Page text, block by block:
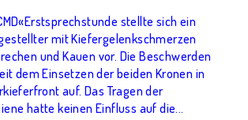
stellte sich ein
mit Kiefergelenkschmerzen
und Kauen vor. Die Beschwerden
dem Einsetzen der beiden Kronen in
auf. Das Tragen der
hatte keinen Einfluss auf die...